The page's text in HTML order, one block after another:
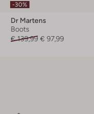
-30%
Dr Martens
Boots
€ 139,99 € 97,99